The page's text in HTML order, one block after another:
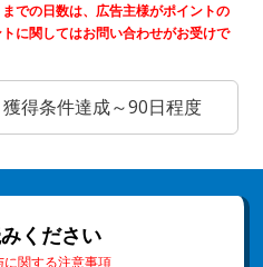
での日数は、広告主様がポイントの
に関してはお問い合わせがお受けで
得条件達成～90日程度
ください
関する注意事項